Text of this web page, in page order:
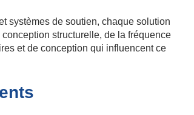
systèmes de soutien, chaque solution
structurelle, de la fréquence
et de conception qui influencent ce